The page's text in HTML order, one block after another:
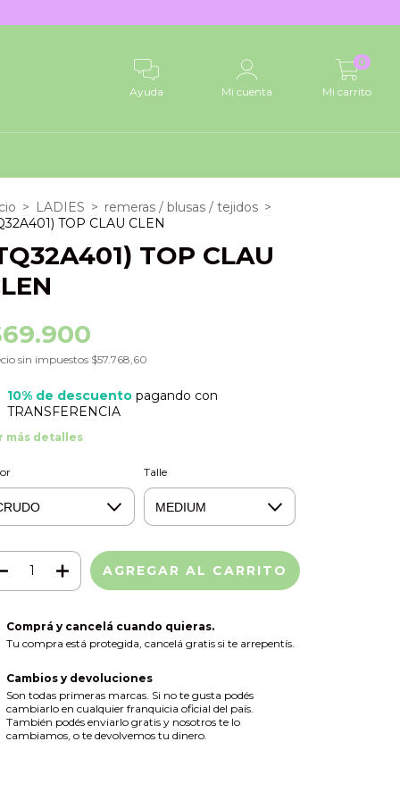
Ayuda Mi cuenta Mi carrito
0
> LADIES > remeras / blusas / tejidos >
TOP CLAU CLEN
TOP CLAU
sin impuestos $57.768,60
10% de descuentopagando con
TRANSFERENCIA
más detalles
Talle
Comprá y cancelá cuando quieras.
Tu compra está protegida, cancelá gratis si te arrepentís.
Cambios y devoluciones
Son todas primeras marcas. Si no te gusta podés
cambiarlo en cualquier franquicia oficial del país.
También podés enviarlo gratis y nosotros te lo
cambiamos, o te devolvemos tu dinero.